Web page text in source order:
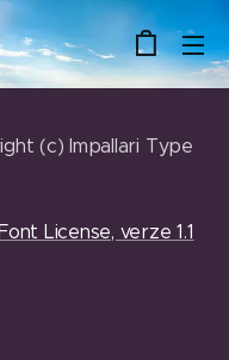
(c) Impallari Type
License, verze 1.1